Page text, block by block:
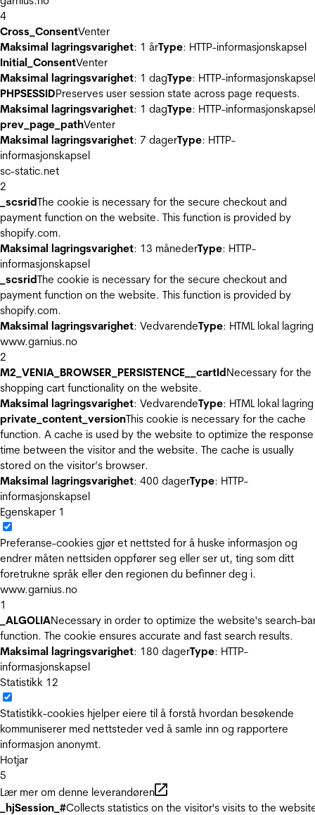
4
Cross_ConsentVenter
Maksimal lagringsvarighet: 1 årType: HTTP-informasjonskapsel
Initial_ConsentVenter
Maksimal lagringsvarighet: 1 dagType: HTTP-informasjonskapsel
PHPSESSIDPreserves user session state across page requests.
Maksimal lagringsvarighet: 1 dagType: HTTP-informasjonskapsel
prev_page_pathVenter
Maksimal lagringsvarighet: 7 dagerType: HTTP-
informasjonskapsel
sc-static.net
2
_scsridThe cookie is necessary for the secure checkout and
payment function on the website. This function is provided by
shopify.com.
Maksimal lagringsvarighet: 13 månederType: HTTP-
informasjonskapsel
_scsridThe cookie is necessary for the secure checkout and
payment function on the website. This function is provided by
shopify.com.
Maksimal lagringsvarighet: VedvarendeType: HTML lokal lagring
www.garnius.no
2
M2_VENIA_BROWSER_PERSISTENCE__cartIdNecessary for the
shopping cart functionality on the website.
Maksimal lagringsvarighet: VedvarendeType: HTML lokal lagring
private_content_versionThis cookie is necessary for the cache
function. A cache is used by the website to optimize the response
time between the visitor and the website. The cache is usually
stored on the visitor’s browser.
Maksimal lagringsvarighet: 400 dagerType: HTTP-
informasjonskapsel
Egenskaper 1
Preferanse-cookies gjør et nettsted for å huske informasjon og
endrer måten nettsiden oppfører seg eller ser ut, ting som ditt
foretrukne språk eller den regionen du befinner deg i.
www.garnius.no
1
_ALGOLIANecessary in order to optimize the website's search-
function. The cookie ensures accurate and fast search results.
Maksimal lagringsvarighet: 180 dagerType: HTTP-
informasjonskapsel
Statistikk 12
Statistikk-cookies hjelper eiere til å forstå hvordan besøkende
kommuniserer med nettsteder ved å samle inn og rapportere
informasjon anonymt.
Hotjar
5
Lær mer om denne leverandøren
_hjSession_#Collects statistics on the visitor's visits to the